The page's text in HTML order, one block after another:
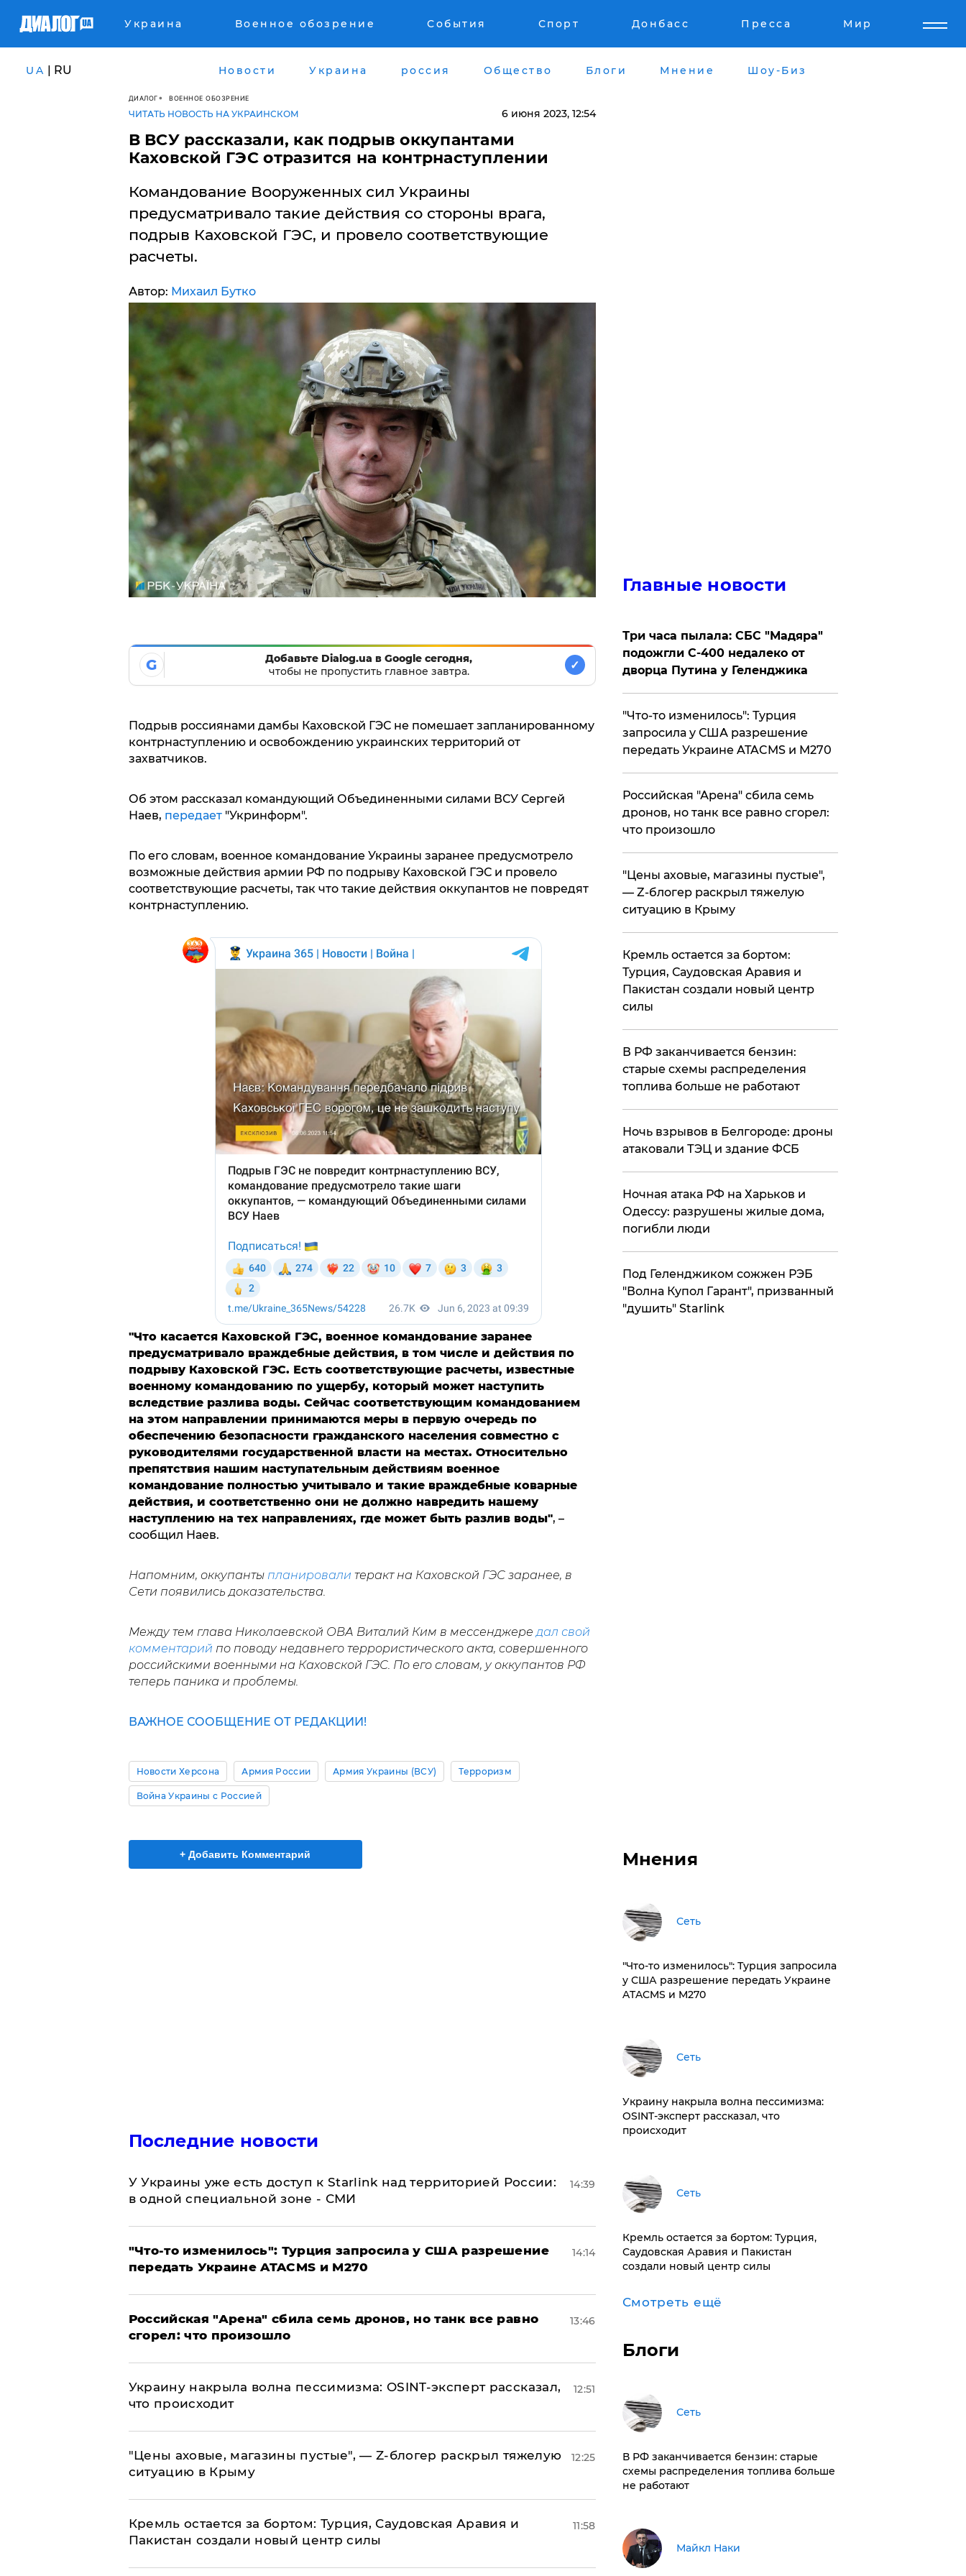
Украина Военное обозрение События Спорт Донбасс Пресса Мир
UA | RU Новости Украина россия Общество Блоги Мнение Шоу-Биз
ДИАЛОГ ВОЕННОЕ ОБОЗРЕНИЕ
ЧИТАТЬ НОВОСТЬ НА УКРАИНСКОМ 6 июня 2023, 12:54
В ВСУ рассказали, как подрыв оккупантами
Каховской ГЭС отразится на контрнаступлении
Командование Вооруженных сил Украины
предусматривало такие действия со стороны врага,
подрыв Каховской ГЭС, и провело соответствующие
расчеты.
Автор: Михаил Бутко
G
Добавьте Dialog.ua в Google сегодня,
чтобы не пропустить главное завтра.
✓
Подрыв россиянами дамбы Каховской ГЭС не помешает запланированному
контрнаступлению и освобождению украинских территорий от
захватчиков.
Об этом рассказал командующий Объединенными силами ВСУ Сергей
Наев, передает"Укринформ".
По его словам, военное командование Украины заранее предусмотрело
возможные действия армии РФ по подрыву Каховской ГЭС и провело
соответствующие расчеты, так что такие действия оккупантов не повредят
контрнаступлению.
"Что касается Каховской ГЭС, военное командование заранее
предусматривало враждебные действия, в том числе и действия по
подрыву Каховской ГЭС. Есть соответствующие расчеты, известные
военному командованию по ущербу, который может наступить
вследствие разлива воды. Сейчас соответствующим командованием
на этом направлении принимаются меры в первую очередь по
обеспечению безопасности гражданского населения совместно с
руководителями государственной власти на местах. Относительно
препятствия нашим наступательным действиям военное
командование полностью учитывало и такие враждебные коварные
действия, и соответственно они не должно навредить нашему
наступлению на тех направлениях, где может быть разлив воды", –
сообщил Наев.
Напомним, оккупанты планировали теракт на Каховской ГЭС заранее, в
Сети появились доказательства.
Между тем глава Николаевской ОВА Виталий Ким в мессенджере дал свой
комментарий по поводу недавнего террористического акта, совершенного
российскими военными на Каховской ГЭС. По его словам, у оккупантов РФ
теперь паника и проблемы.
ВАЖНОЕ СООБЩЕНИЕ ОТ РЕДАКЦИИ!
Новости Херсона Армия России Армия Украины (ВСУ) Терроризм
Война Украины с Россией
+ Добавить Комментарий
Последние новости
У Украины уже есть доступ к Starlink над территорией России:
в одной специальной зоне - СМИ
14:39
​"Что-то изменилось": Турция запросила у США разрешение
передать Украине ATACMS и M270
14:14
​Российская "Арена" сбила семь дронов, но танк все равно
сгорел: что произошло
13:46
​Украину накрыла волна пессимизма: OSINT-эксперт рассказал,
что происходит
12:51
​"Цены аховые, магазины пустые", — Z-блогер раскрыл тяжелую
ситуацию в Крыму
12:25
​Кремль остается за бортом: Турция, Саудовская Аравия и
Пакистан создали новый центр силы
11:58
Главные новости
Три часа пылала: СБС "Мадяра"
подожгли С-400 недалеко от
дворца Путина у Геленджика
​"Что-то изменилось": Турция
запросила у США разрешение
передать Украине ATACMS и M270
​Российская "Арена" сбила семь
дронов, но танк все равно сгорел:
что произошло
​"Цены аховые, магазины пустые",
— Z-блогер раскрыл тяжелую
ситуацию в Крыму
​Кремль остается за бортом:
Турция, Саудовская Аравия и
Пакистан создали новый центр
силы
​В РФ заканчивается бензин:
старые схемы распределения
топлива больше не работают
​Ночь взрывов в Белгороде: дроны
атаковали ТЭЦ и здание ФСБ
​Ночная атака РФ на Харьков и
Одессу: разрушены жилые дома,
погибли люди
Под Геленджиком сожжен РЭБ
"Волна Купол Гарант", призванный
"душить" Starlink
Мнения
Сеть
​"Что-то изменилось": Турция запросила
у США разрешение передать Украине
ATACMS и M270
Сеть
​Украину накрыла волна пессимизма:
OSINT-эксперт рассказал, что
происходит
Сеть
​Кремль остается за бортом: Турция,
Саудовская Аравия и Пакистан
создали новый центр силы
Смотреть ещё
Блоги
Сеть
​В РФ заканчивается бензин: старые
схемы распределения топлива больше
не работают
Майкл Наки